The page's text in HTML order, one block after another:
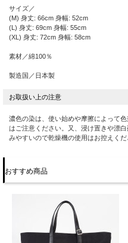
洗いたてのタオルのようなやわらかさ
力です。
3サイズ展開で、きれいめシルエットで
OK。着るごとに愛着も味わいも増し、
本のクラフトマンシップの粋をご体感く
サイズ／
(M) 身丈: 66cm 身幅: 52cm
(L) 身丈: 69cm 身幅: 55cm
(XL) 身丈: 72cm 身幅: 58cm
素材／綿100％
製造国／日本製
濃色の染は、使い始めや摩擦によって
はご注意ください。又、浸け置きや漂
みやすいので乾燥機の使用はお控えくだ
おすすめ商品